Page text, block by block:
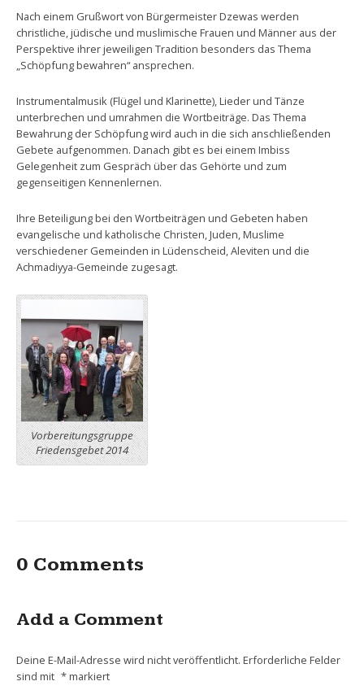
Nach einem Grußwort von Bürgermeister Dzewas werden
christliche, jüdische und muslimische Frauen und Männer aus der
Perspektive ihrer jeweiligen Tradition besonders das Thema
„Schöpfung bewahren“ ansprechen.
Instrumentalmusik (Flügel und Klarinette), Lieder und Tänze
unterbrechen und umrahmen die Wortbeiträge. Das Thema
Bewahrung der Schöpfung wird auch in die sich anschließenden
Gebete aufgenommen. Danach gibt es bei einem Imbiss
Gelegenheit zum Gespräch über das Gehörte und zum
gegenseitigen Kennenlernen.
Ihre Beteiligung bei den Wortbeiträgen und Gebeten haben
evangelische und katholische Christen, Juden, Muslime
verschiedener Gemeinden in Lüdenscheid, Aleviten und die
Achmadiyya-Gemeinde zugesagt.
Vorbereitungsgruppe
Friedensgebet 2014
0 Comments
Add a Comment
Deine E-Mail-Adresse wird nicht veröffentlicht. Erforderliche Felder
sind mit *markiert